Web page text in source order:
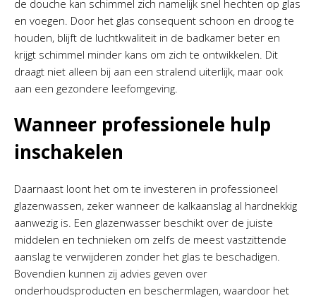
de douche kan schimmel zich namelijk snel hechten op glas
en voegen. Door het glas consequent schoon en droog te
houden, blijft de luchtkwaliteit in de badkamer beter en
krijgt schimmel minder kans om zich te ontwikkelen. Dit
draagt niet alleen bij aan een stralend uiterlijk, maar ook
aan een gezondere leefomgeving.
Wanneer professionele hulp
inschakelen
Daarnaast loont het om te investeren in professioneel
glazenwassen, zeker wanneer de kalkaanslag al hardnekkig
aanwezig is. Een glazenwasser beschikt over de juiste
middelen en technieken om zelfs de meest vastzittende
aanslag te verwijderen zonder het glas te beschadigen.
Bovendien kunnen zij advies geven over
onderhoudsproducten en beschermlagen, waardoor het